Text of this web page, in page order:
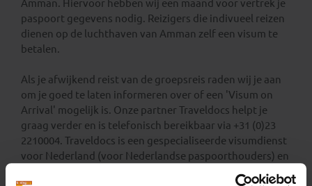
Amman. Hiervoor hebben wij een maand voor vertrek je
paspoort gegevens nodig. Reizigers die indivueel reizen
dienen op de luchthaven van Amman zelf een visum te
betalen.
Als je afwijkend reist van de groepsreis raden wij je aan
om je goed te laten informeren over of een 'Visum on
Arrival' mogelijk is. Onze partner Traveldocs helpt je
graag verder en is telefonisch bereikbaar via +31 (0)23
2210004. Traveldocs is een gespecialiseerde visumdienst
voor Nederland (voor Nederlandse paspoorthouders) en